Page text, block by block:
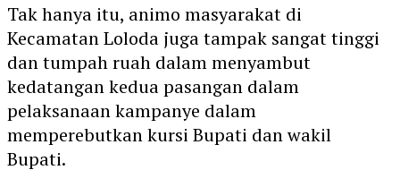
Tak hanya itu, animo masyarakat di
Kecamatan Loloda juga tampak sangat tinggi
dan tumpah ruah dalam menyambut
kedatangan kedua pasangan dalam
pelaksanaan kampanye dalam
memperebutkan kursi Bupati dan wakil
Bupati.